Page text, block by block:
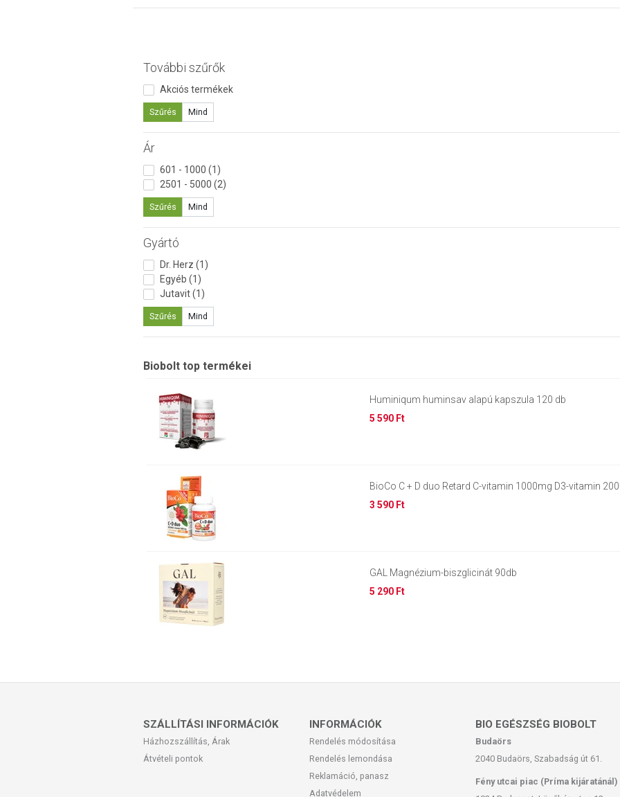
További szűrők
Akciós termékek
Szűrés Mind
Ár
601 - 1000 (1)
2501 - 5000 (2)
Szűrés Mind
Gyártó
Dr. Herz (1)
Egyéb (1)
Jutavit (1)
Szűrés Mind
Biobolt top termékei
Huminiqum huminsav alapú kapszula 120 db
5 590 Ft
BioCo C + D duo Retard C-vitamin 1000mg D3-vitamin
3 590 Ft
GAL Magnézium-biszglicinát 90db
5 290 Ft
SZÁLLÍTÁSI INFORMÁCIÓK
Házhozszállítás, Árak
Átvételi pontok
INFORMÁCIÓK
Rendelés módosítása
Rendelés lemondása
Reklamáció, panasz
Adatvédelem
BIO EGÉSZSÉG BIOBOLT
Budaörs
2040 Budaörs, Szabadság út 61.
Fény utcai piac (Príma kijáratánál)